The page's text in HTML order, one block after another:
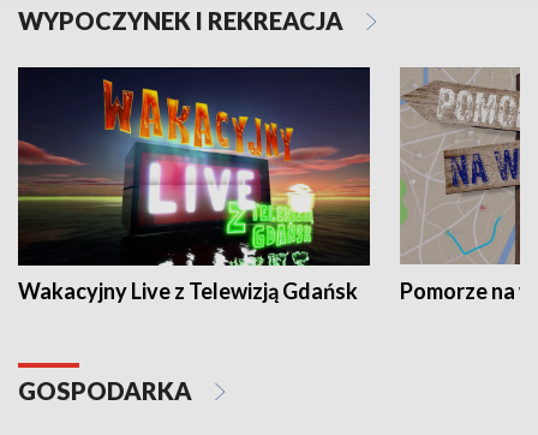
WYPOCZYNEK I REKREACJA
Wakacyjny Live z Telewizją Gdańsk Pomorze na
GOSPODARKA